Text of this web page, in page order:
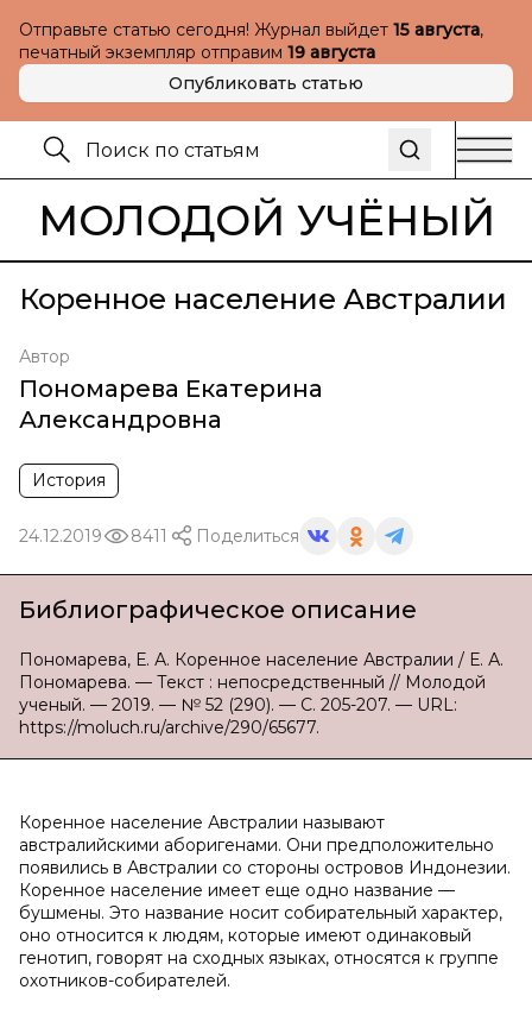
Отправьте статью сегодня! Журнал выйдет 15 августа,
печатный экземпляр отправим 19 августа
Опубликовать статью
МОЛОДОЙ УЧЁНЫЙ
Коренное население Австралии
Автор
Пономарева Екатерина
Александровна
История
24.12.2019 8411 Поделиться
Библиографическое описание
Пономарева, Е. А. Коренное население Австралии / Е. А.
Пономарева. — Текст : непосредственный // Молодой
ученый. — 2019. — № 52 (290). — С. 205-207. — URL:
https://moluch.ru/archive/290/65677.
Коренное население Австралии называют
австралийскими аборигенами. Они предположительно
появились в Австралии со стороны островов Индонезии.
Коренное население имеет еще одно название —
бушмены. Это название носит собирательный характер,
оно относится к людям, которые имеют одинаковый
генотип, говорят на сходных языках, относятся к группе
охотников-собирателей.